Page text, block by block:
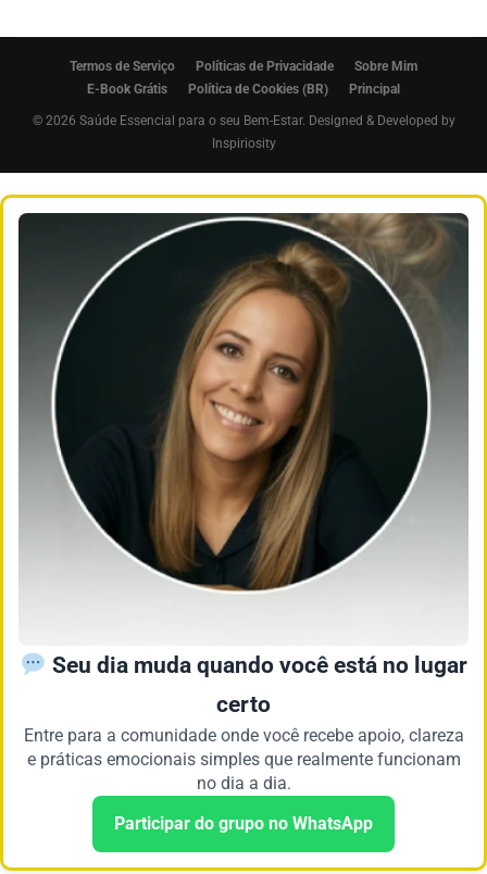
Termos de Serviço Políticas de Privacidade
Sobre Mim
E-Book Grátis
Política de Cookies (BR) Principal
© 2026 Saúde Essencial para o seu Bem-Estar. Designed & Developed by
Inspiriosity
Seu dia muda quando você está no lugar
certo
Entre para a comunidade onde você recebe apoio, clareza
e práticas emocionais simples que realmente funcionam
no dia a dia.
Participar do grupo no WhatsApp